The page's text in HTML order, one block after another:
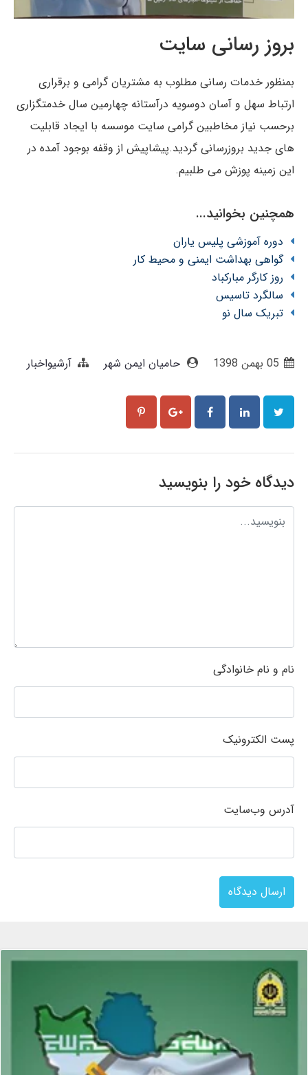
بروز رسانی سایت
بمنظور خدمات رسانی مطلوب به مشتریان گرامی و برقراری
ارتباط سهل و آسان دوسویه درآستانه چهارمین سال خدمتگزاری
برحسب نیاز مخاطبین گرامی سایت موسسه با ایجاد قابلیت
های جدید بروزرسانی گردید.پیشاپیش از وقفه بوجود آمده در
این زمینه پوزش می طلبیم.
همچنین بخوانید...
دوره آموزشی پلیس یاران
گواهی بهداشت ایمنی و محیط کار
روز کارگر مبارکباد
سالگرد تاسیس
تبریک سال نو
05 بهمن 1398 حامیان ایمن شهر آرشیواخبار
دیدگاه خود را بنویسید
نام و نام خانوادگی
پست الکترونیک
آدرس وب‌سایت
ارسال دیدگاه